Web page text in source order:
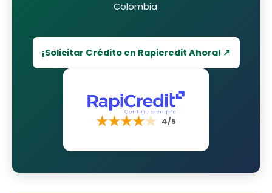
Colombia.
¡Solicitar Crédito en Rapicredit Ahora! ↗
★★★★★ 4/5